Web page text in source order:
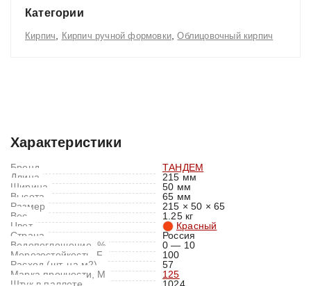
Категории
Кирпич Кирпич ручной формовки ,Облицовочный кирпич
Характеристики
Бренд
ТАНДЕМ
Длина
215 мм
Ширина
50 мм
Высота
65 мм
Размер
215 × 50 × 65
Вес
1.25 кг
Цвет
Красный
Страна
Россия
Водопоглощение, %
0 — 10
Морозостойкость, F
100
Расход (шт. на м2)
57
Марка прочности, M
125